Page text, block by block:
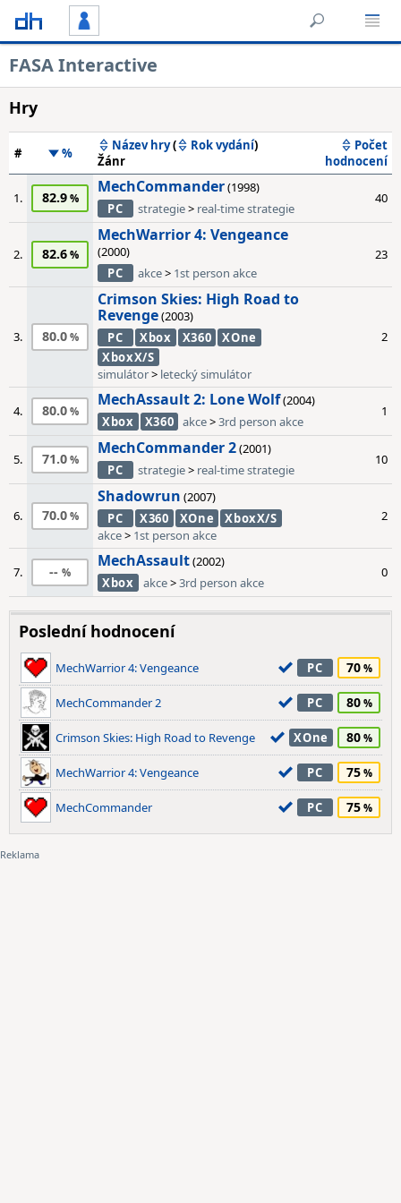
FASA Interactive
Hry
# % Název hry( Rok vydání)
Žánr
Počet
hodnocení
1. 82.9
MechCommander(1998)
PC
strategie> real-time strategie
40
2. 82.6
MechWarrior 4: Vengeance
(2000)
PC
akce> 1st person akce
23
3. 80.0
Crimson Skies: High Road to
Revenge(2003)
PC
Xbox X360
XOne
XboxX/S
simulátor> letecký simulátor
2
4. 80.0
MechAssault 2: Lone Wolf(2004)
Xbox
X360 akce>3rd person akce
1
5. 71.0
MechCommander 2(2001)
PC
strategie> real-time strategie
10
6. 70.0
Shadowrun (2007)
PC
X360 XOne
XboxX/S
akce> 1st person akce
2
7. --
MechAssault(2002)
Xbox
akce>3rd person akce
0
Poslední hodnocení
MechWarrior 4: Vengeance PC 70
MechCommander 2 PC 80
Crimson Skies: High Road to Revenge XOne 80
MechWarrior 4: Vengeance PC 75
MechCommander PC 75